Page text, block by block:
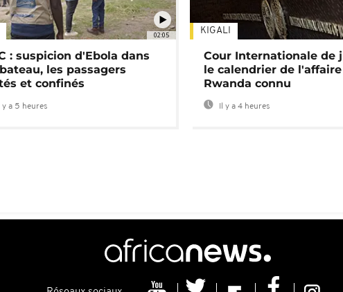
02:05
: suspicion d'Ebola dans
les passagers
et confinés
y a 5 heures
KIGALI
Cour Internationale de
le calendrier de l'affaire
Rwanda connu
Il y a 4 heures